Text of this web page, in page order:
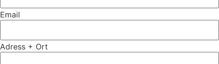
Email
Adress + Ort